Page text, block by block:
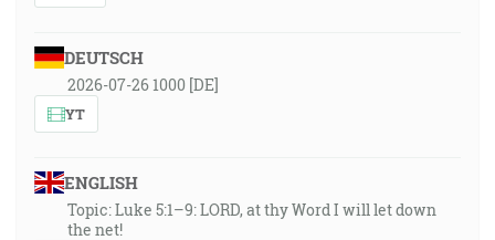
DEUTSCH
2026-07-26 1000 [DE]
YT
ENGLISH
Topic: Luke 5:1–9: LORD, at thy Word I will let down
the net!